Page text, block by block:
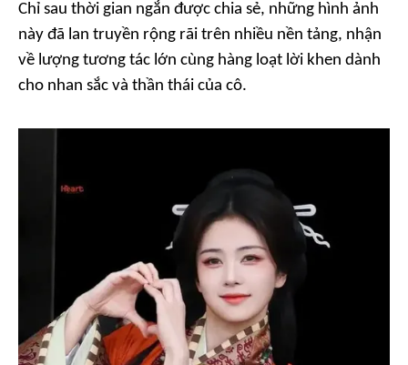
Chỉ sau thời gian ngắn được chia sẻ, những hình ảnh
này đã lan truyền rộng rãi trên nhiều nền tảng, nhận
về lượng tương tác lớn cùng hàng loạt lời khen dành
cho nhan sắc và thần thái của cô.